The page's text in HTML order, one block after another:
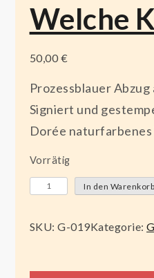
Welche
50,00 €
Prozessblauer
Signiert und
Dorée
Vorrätig
l
In den Warenkorb
SKU: G-019Kategorie: